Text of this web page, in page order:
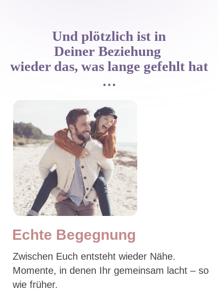
Und plötzlich ist in
Deiner Beziehung
wieder das, was lange gefehlt hat
…
Echte Begegnung
Zwischen Euch entsteht wieder Nähe.
Momente, in denen Ihr gemeinsam lacht – so
wie früher.